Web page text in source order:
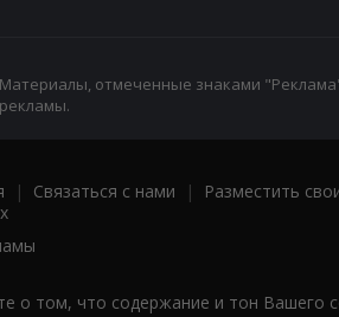
Материалы, отмеченные знаками
рекламы.
| Связаться с нами | Разместить
о том, что содержание и тон Вашего